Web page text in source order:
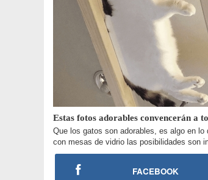
Estas fotos adorables convencerán a
Que los gatos son adorables, es algo en
con mesas de vidrio las posibilidades son
FACEBOOK